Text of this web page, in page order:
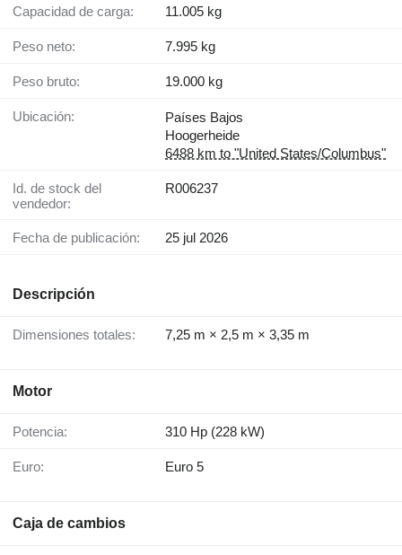
Capacidad de carga: 11.005 kg
Peso neto: 7.995 kg
Peso bruto: 19.000 kg
Ubicación:
Países Bajos
Hoogerheide
6488 km to "United States/Columbus"
Id. de stock del
vendedor:
R006237
Fecha de publicación: 25 jul 2026
Descripción
Dimensiones totales: 7,25 m × 2,5 m × 3,35 m
Motor
Potencia: 310 Hp (228 kW)
Euro: Euro 5
Caja de cambios